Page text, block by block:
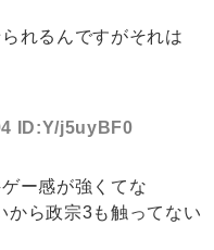
れるんですがそれは
ID:Y/j5uyBF0
ー感が強くてな
から政宗3も触ってない